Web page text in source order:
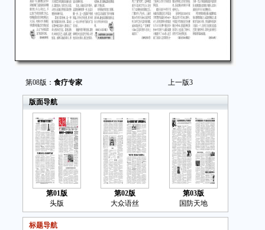
第08版： 食疗专家 上一版3
版面导航
第01版
头版
第02版
大众语丝
第03版
国防天地
标题导航